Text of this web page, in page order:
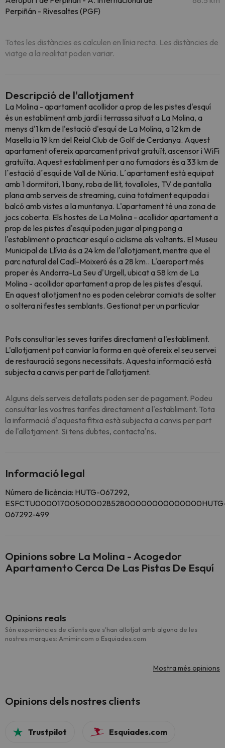
Perpiñán - Rivesaltes (PGF)
Totes les distàncies es calculen en línia recta. Les distàncies de
viatge a la realitat poden variar.
Descripció de l'allotjament
La Molina - apartament acollidor a prop de les pistes d'esquí
és un establiment amb jardí i terrassa situat a La Molina, a
menys d'1 km de l'estació d'esquí de La Molina, a 12 km de
Masella ia 19 km del Reial Club de Golf de Cerdanya. Aquest
apartament ofereix aparcament privat gratuït, ascensor i WiFi
gratuïta. Aquest establiment per a no fumadors és a 33 km de
l´estació d´esquí de Vall de Núria. L´apartament està equipat
amb 1 dormitori, 1 bany, roba de llit, tovalloles, TV de pantalla
plana amb serveis de streaming, cuina totalment equipada i
balcó amb vistes a la muntanya. L'apartament té una zona de
jocs coberta. Els hostes de La Molina - acollidor apartament a
prop de les pistes d'esquí poden jugar al ping pong a
l'establiment o practicar esquí o ciclisme als voltants. El Museu
Municipal de Llívia és a 24 km de l'allotjament, mentre que el
parc natural del Cadí-Moixeró és a 28 km.. L'aeroport més
proper és Andorra-La Seu d'Urgell, ubicat a 58 km de La
Molina - acollidor apartament a prop de les pistes d'esquí.
En aquest allotjament no es poden celebrar comiats de solter
o soltera ni festes semblants. Gestionat per un particular
Pots consultar les seves tarifes directament a l'establiment.
L'allotjament pot canviar la forma en què ofereix el seu servei
de restauració segons necessitats. Aquesta informació està
subjecta a canvis per part de l'allotjament.
Alguns dels serveis detallats poden ser de pagament. Podeu
consultar les vostres tarifes directament a l'establiment. Tota
la informació d'aquesta fitxa està subjecta a canvis per part
de l'allotjament. Si tens dubtes, contacta'ns.
Informació legal
Número de llicència: HUTG-067292,
067292-499
Opinions sobre La Molina - Acogedor
Apartamento Cerca De Las Pistas De Esquí
Opinions reals
Són experiències de clients que s'han allotjat amb alguna de les
nostres marques: Amimir.com o Esquiades.com
Mostra més opinions
Opinions dels nostres clients
Trustpilot Esquiades.com